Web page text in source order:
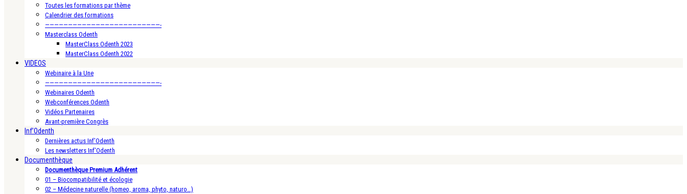
Toutes les formations par thème
Calendrier des formations
—————————————————————————-
Masterclass Odenth
MasterClass Odenth 2023
MasterClass Odenth 2022
VIDEOS
Webinaire à la Une
—————————————————————————-
Webinaires Odenth
Webconférences Odenth
Vidéos Partenaires
Avant-première Congrès
Inf’Odenth
Dernières actus Inf’Odenth
Les newsletters Inf’Odenth
Documenthèque
Documenthèque Premium Adhérent
01 – Biocompatibilité et écologie
02 – Médecine naturelle (homeo, aroma, phyto, naturo…)